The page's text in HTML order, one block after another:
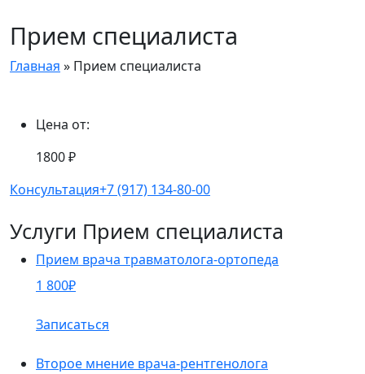
Прием специалиста
Главная » Прием специалиста
Цена от:
1800 ₽
Консультация+7 (917) 134-80-00
Услуги Прием специалиста
Прием врача травматолога-ортопеда
1 800₽
Записаться
Второе мнение врача-рентгенолога